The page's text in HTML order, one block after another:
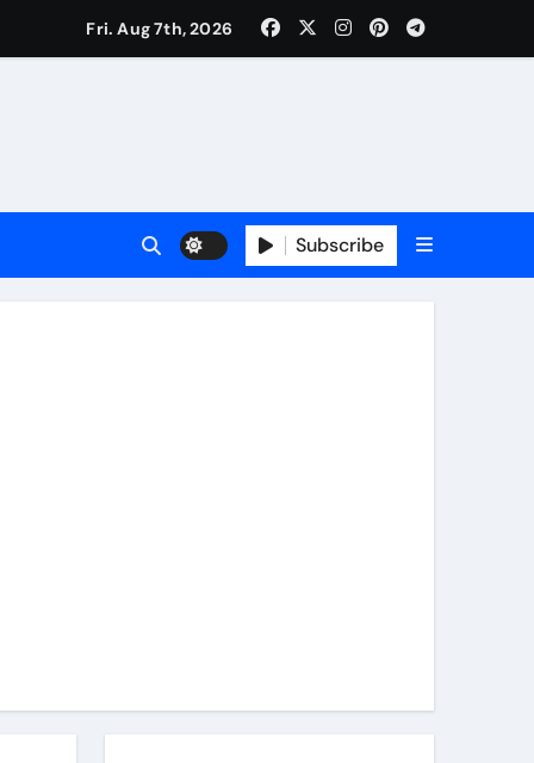
कर कार्य शुरु करवाएगीःसीनियर जीएम
Fri. Aug 7th, 2026
Subscribe